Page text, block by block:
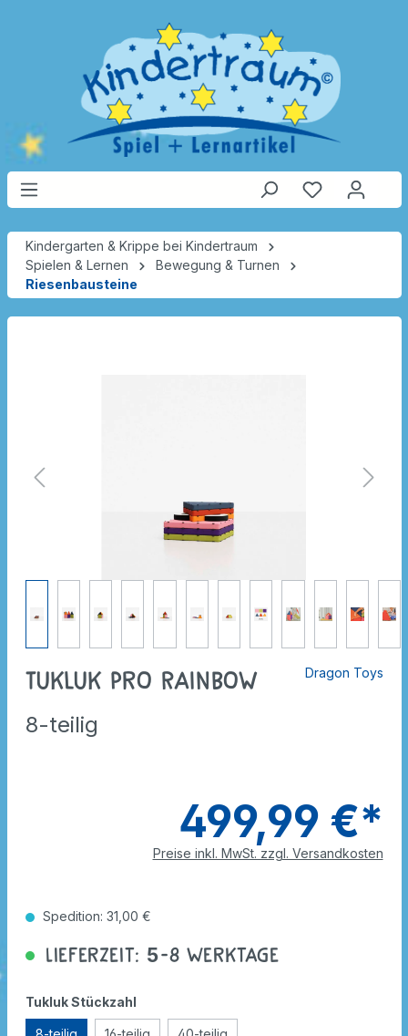
Kindergarten & Krippe bei Kindertraum
Spielen & Lernen
Bewegung & Turnen
Riesenbausteine
Tukluk Pro Rainbow
8-teilig
Dragon Toys
499,99 €*
Preise inkl. MwSt. zzgl. Versandkosten
Spedition: 31,00 €
Lieferzeit: 5-8 Werktage
Tukluk Stückzahl